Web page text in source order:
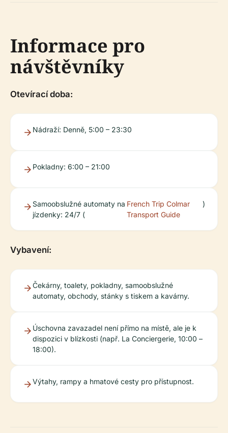
Informace pro
návštěvníky
Otevírací doba:
Nádraží: Denně, 5:00 – 23:30
Pokladny: 6:00 – 21:00
Samoobslužné automaty na
jízdenky: 24/7 (
French Trip Colmar
Transport Guide
)
Vybavení:
Čekárny, toalety, pokladny, samoobslužné
automaty, obchody, stánky s tiskem a kavárny.
Úschovna zavazadel není přímo na místě, ale je k
dispozici v blízkosti (např. La Conciergerie, 10:00 –
18:00).
Výtahy, rampy a hmatové cesty pro přístupnost.